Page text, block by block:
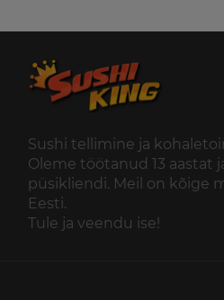
Sushi tellimine ja
Oleme töötanud 13 aastat
püsikliendi. Meil on kõige
Eesti.
Tule ja veendu ise!